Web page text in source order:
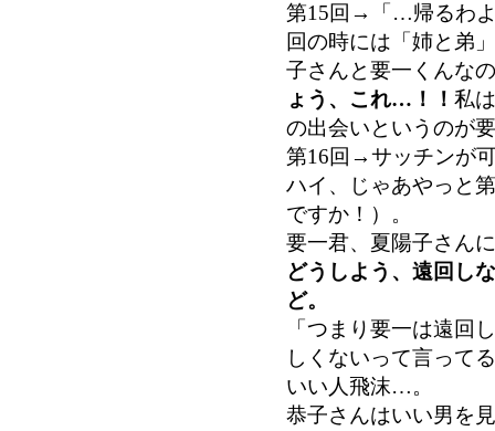
第15回→「…帰るわ
回の時には「姉と弟
子さんと要一くんな
ょう、これ…！！ 私
の出会いというのが
第16回→サッチンが
ハイ、じゃあやっと
ですか！）。
要一君、夏陽子さん
どうしよう、遠回し
ど。
「つまり要一は遠回
しくないって言って
いい人飛沫…。
恭子さんはいい男を